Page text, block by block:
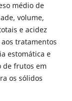
médio de
volume,
e acidez
tratamentos
estomática e
de frutos em
os sólidos